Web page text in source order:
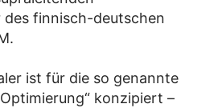
finnisch-deutschen
ist für die so genannte
konzipiert –